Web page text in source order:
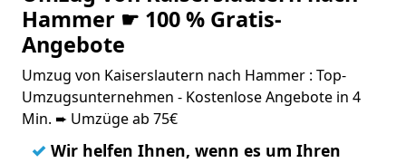
Hammer ☛ 100 % Gratis-
Angebote
Umzug von Kaiserslautern nach Hammer : Top-
Umzugsunternehmen - Kostenlose Angebote in 4
Min. ➨ Umzüge ab 75€
✓ Wir helfen Ihnen, wenn es um Ihren